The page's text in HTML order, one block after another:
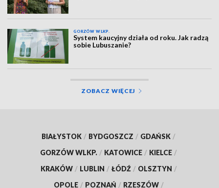
GORZÓW WLKP.
System kaucyjny działa od roku. Jak radzą
sobie Lubuszanie?
ZOBACZ WIĘCEJ
BIAŁYSTOK / BYDGOSZCZ / GDAŃSK /
GORZÓW WLKP. / KATOWICE / KIELCE /
KRAKÓW / LUBLIN / ŁÓDŹ / OLSZTYN /
OPOLE / POZNAŃ / RZESZÓW /